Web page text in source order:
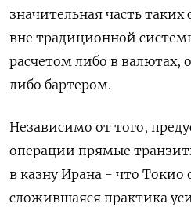
значительная часть таких
вне традиционной
расчетом либо в валютах,
либо бартером.
Независимо от того,
операции прямые
в казну Ирана - что Токио
сложившаяся практика